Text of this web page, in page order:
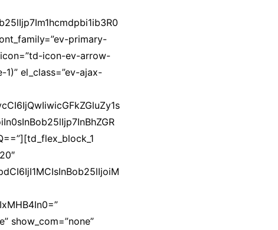
primary-
icon-ev-arrow-
el_class=”ev-ajax-
show_com=”none”